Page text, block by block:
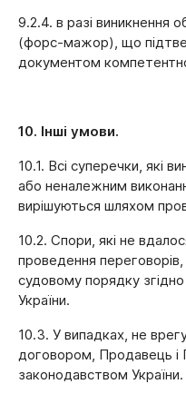
9.2.4. в разі виникнення
(форс-мажор), що
документом
10. Інші умови.
10.1. Всі суперечки, які
або неналежним
вирішуються шляхом
10.2. Спори, які не
проведення
судовому порядку
України.
10.3. У випадках, не
договором, Продавець і
законодавством України.